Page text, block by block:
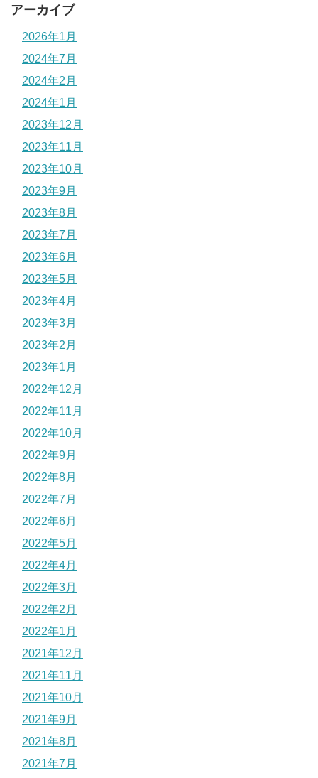
アーカイブ
2026年1月
2024年7月
2024年2月
2024年1月
2023年12月
2023年11月
2023年10月
2023年9月
2023年8月
2023年7月
2023年6月
2023年5月
2023年4月
2023年3月
2023年2月
2023年1月
2022年12月
2022年11月
2022年10月
2022年9月
2022年8月
2022年7月
2022年6月
2022年5月
2022年4月
2022年3月
2022年2月
2022年1月
2021年12月
2021年11月
2021年10月
2021年9月
2021年8月
2021年7月